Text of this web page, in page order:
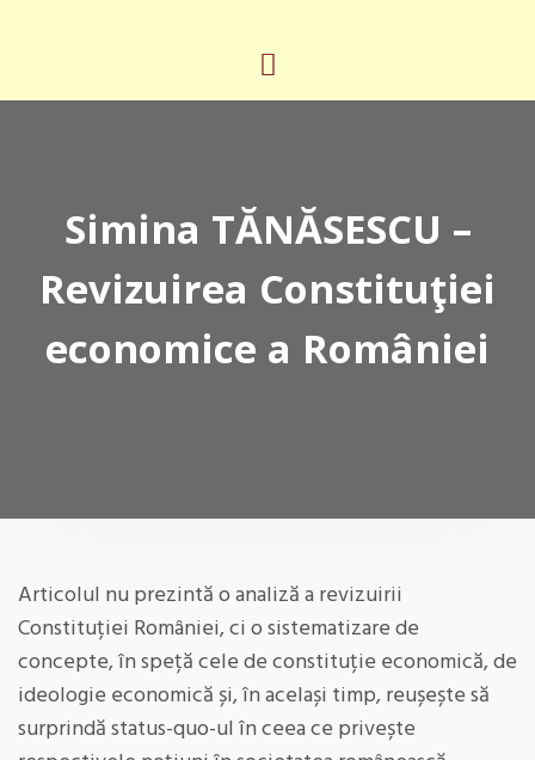
Simina TĂNĂSESCU –
Revizuirea Constituţiei
economice a României
Articolul nu prezintă o analiză a revizuirii
Constituției României, ci o sistematizare de
concepte, în speță cele de constituție economică, de
ideologie economică și, în același timp, reușește să
surprindă status-quo-ul în ceea ce privește